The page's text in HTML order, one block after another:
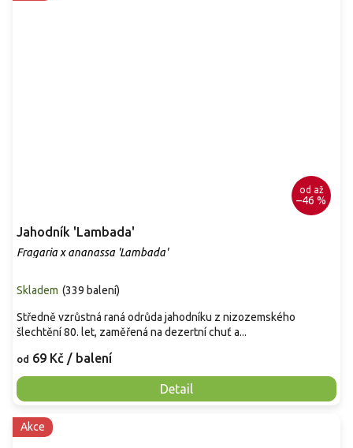
od až
–46 %
Jahodník 'Lambada'
Fragaria x ananassa 'Lambada'
Skladem (339 balení)
od 69 Kč / balení
Detail
Středně vzrůstná raná odrůda jahodníku z nizozemského
šlechtění 80. let, zaměřená na dezertní chuť a...
Akce